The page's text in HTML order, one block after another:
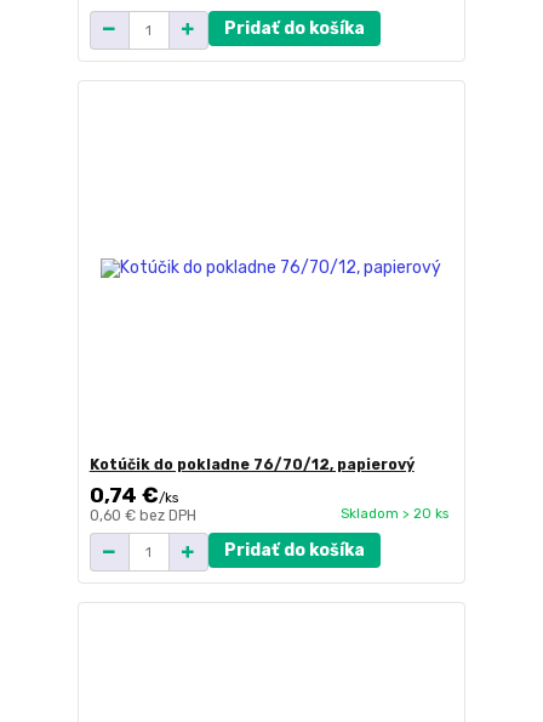
Pridať do košíka
Kotúčik do pokladne 76/70/12, papierový
0,74 €/ks
0,60 € bez DPH Skladom > 20 ks
Pridať do košíka